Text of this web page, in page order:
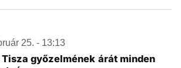
25. - 13:13
győzelmének árát minden